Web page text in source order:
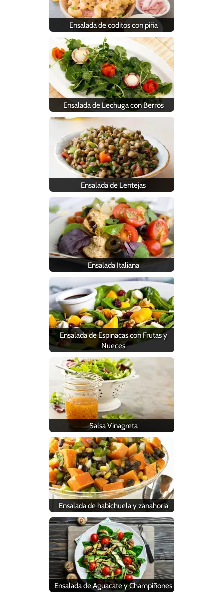
Ensalada de coditos con piña
Ensalada de Lechuga con Berros
Ensalada de Lentejas
Ensalada Italiana
Ensalada de Espinacas con Frutas y
Nueces
Salsa Vinagreta
Ensalada de habichuela y zanahoria
Ensalada de Aguacate y Champiñones